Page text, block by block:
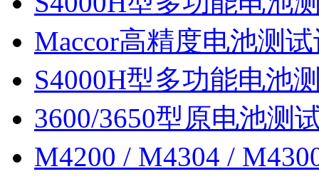
Maccor高精度电池测
S4000H型多功能电池
3600/3650型原电池测
M4200 / M4304 /